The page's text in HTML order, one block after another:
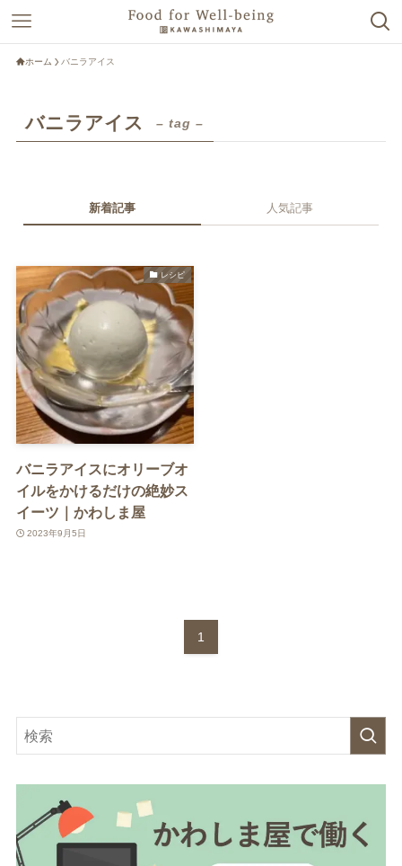
ホーム バニラアイス
バニラアイス – tag –
新着記事 人気記事
レシピ
バニラアイスにオリーブオ
イルをかけるだけの絶妙ス
イーツ｜かわしま屋
2023年9月5日
1